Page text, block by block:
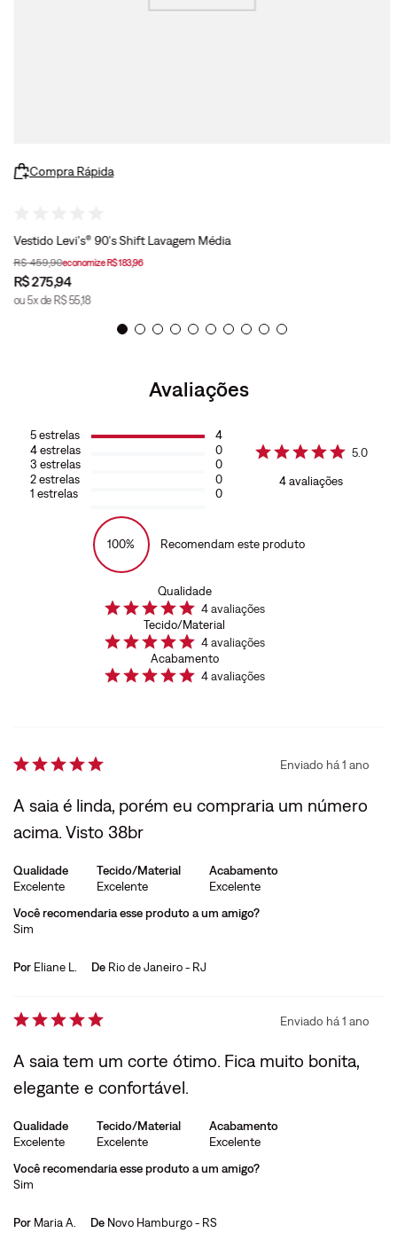
Compra Rápida
Vestido Levi's® 90's Shift Lavagem Média
R$ 459,90economizeR$183,96
R$275,94
ou5x de R$ 55,18
Avaliações
5estrelas
4estrelas
3 estrelas
2estrelas
1 estrelas
4
0
0
0
0
5.0
4avaliações
100% Recomendam este produto
Qualidade
4avaliações
Tecido/Material
4avaliações
Acabamento
4avaliações
Enviado há1 ano
A saia é linda, porém eu compraria um número
acima. Visto 38br
Qualidade
Excelente
Tecido/Material
Excelente
Acabamento
Excelente
Você recomendaria esse produto a um amigo?
Sim
Por Eliane L. De Rio de Janeiro - RJ
Enviado há1 ano
A saia tem um corte ótimo. Fica muito bonita,
elegante e confortável.
Qualidade
Excelente
Tecido/Material
Excelente
Acabamento
Excelente
Você recomendaria esse produto a um amigo?
Sim
Por Maria A. De Novo Hamburgo - RS